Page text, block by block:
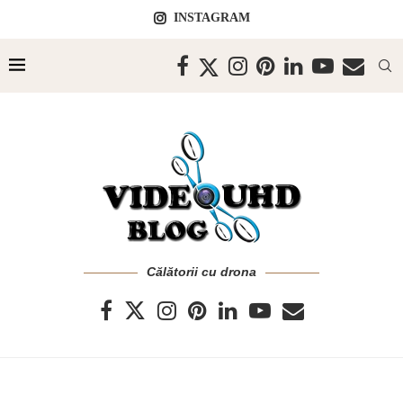
INSTAGRAM
Călătorii cu drona